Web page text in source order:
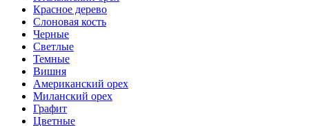
Красное дерево
Слоновая кость
Черные
Светлые
Темные
Вишня
Американский орех
Миланский орех
Графит
Цветные